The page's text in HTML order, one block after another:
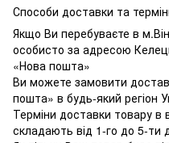
Способи доставки та
Якщо Ви перебуваєте в
особисто за адресою
«Нова пошта»
Ви можете замовити
пошта» в будь-який регіон
Терміни доставки товару в
складають від 1-го до 5-ти